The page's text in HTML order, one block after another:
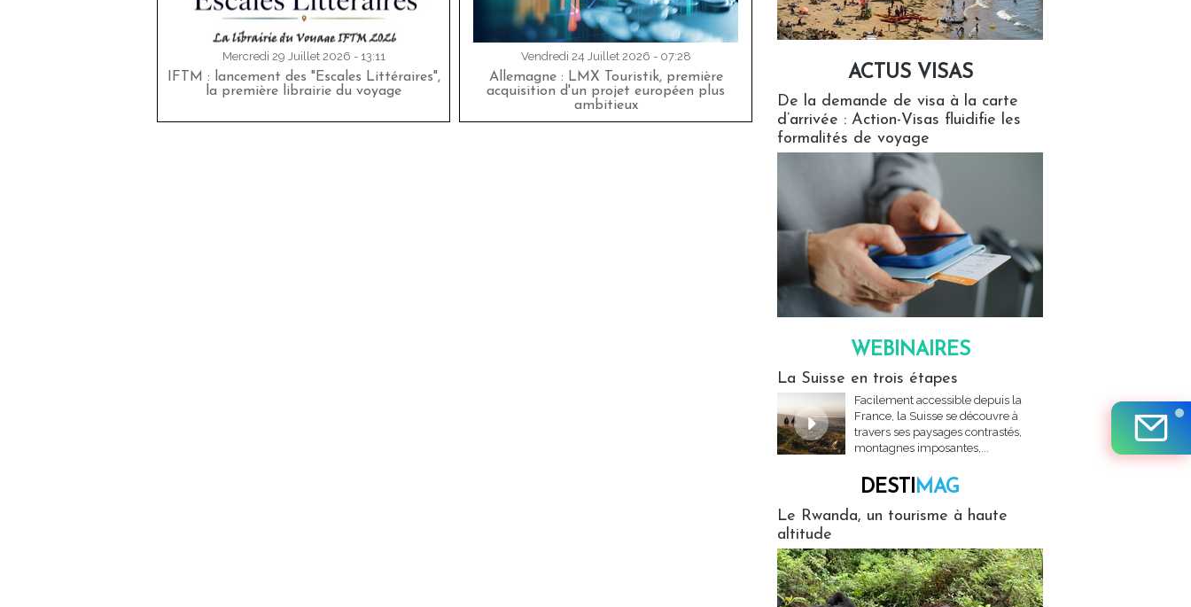
Mercredi 29 Juillet 2026 - 13:11
IFTM : lancement des "Escales Littéraires",
la première librairie du voyage
Vendredi 24 Juillet 2026 - 07:28
Allemagne : LMX Touristik, première
acquisition d'un projet européen plus
ambitieux
ACTUS VISAS
De la demande de visa à la carte
d’arrivée : Action-Visas fluidifie les
formalités de voyage
WEBINAIRES
La Suisse en trois étapes
Facilement accessible depuis la
France, la Suisse se découvre à
travers ses paysages contrastés,
montagnes imposantes,...
DESTIMAG
Le Rwanda, un tourisme à haute
altitude